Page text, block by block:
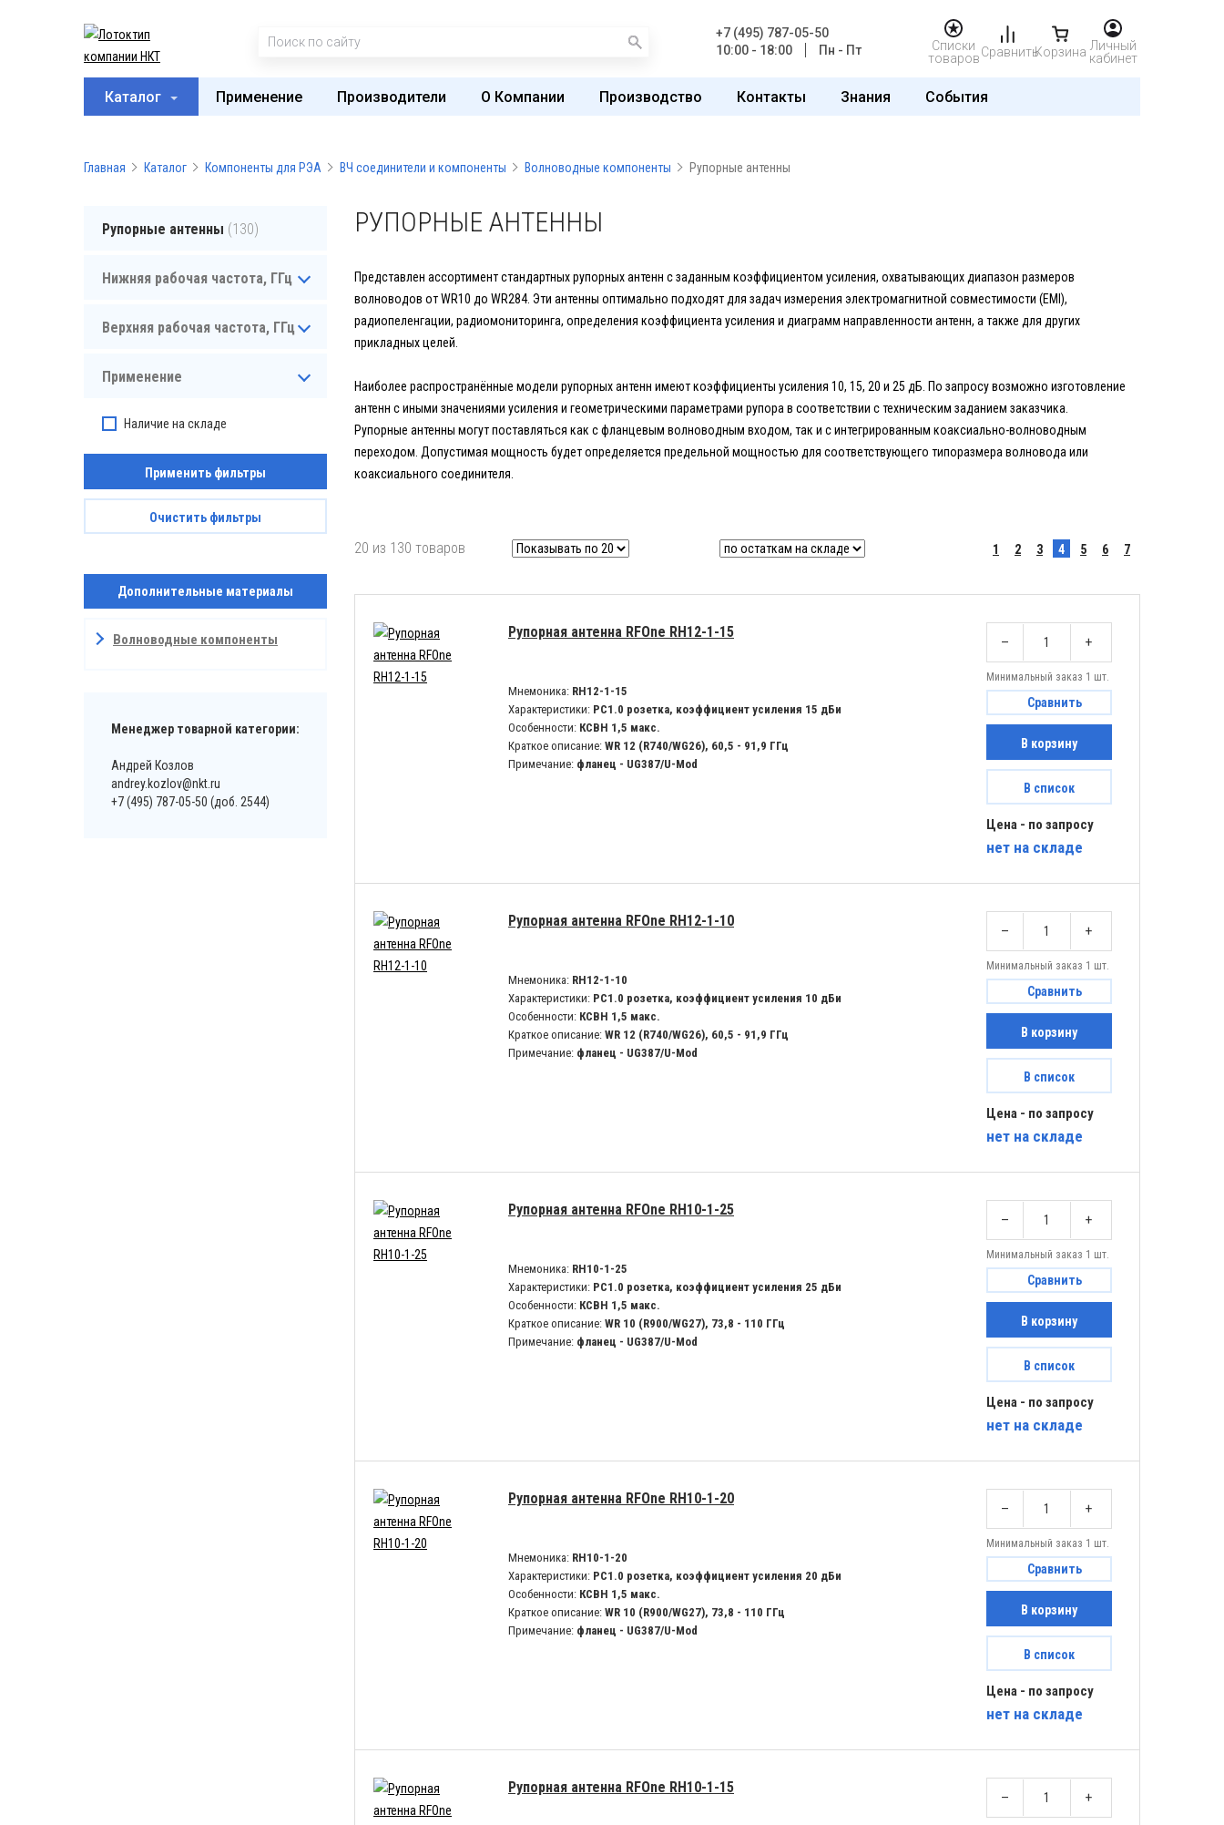
+7 (495) 787-05-50
10:00 - 18:00
Пн - Пт
Списки
товаровСравнитьКорзина Личный
кабинет
Каталог Применение Производители О Компании Производство Контакты Знания События
Главная Каталог Компоненты для РЭА ВЧ соединители и компоненты Волноводные компоненты Рупорные антенны
Рупорные антенны (130)
Нижняя рабочая частота, ГГц
Верхняя рабочая частота, ГГц
Применение
Наличие на складе
Применить фильтры
Очистить фильтры
Дополнительные материалы
Волноводные компоненты
Менеджер товарной категории:
Андрей Козлов
andrey.kozlov@nkt.ru
+7 (495) 787-05-50 (доб. 2544)
РУПОРНЫЕ АНТЕННЫ
Представлен ассортимент стандартных рупорных антенн с заданным коэффициентом усиления, охватывающих диапазон размеров
волноводов от WR10 до WR284. Эти антенны оптимально подходят для задач измерения электромагнитной совместимости (EMI),
радиопеленгации, радиомониторинга, определения коэффициента усиления и диаграмм направленности антенн, а также для других
прикладных целей.
Наиболее распространённые модели рупорных антенн имеют коэффициенты усиления 10, 15, 20 и 25 дБ. По запросу возможно изготовление
антенн с иными значениями усиления и геометрическими параметрами рупора в соответствии с техническим заданием заказчика.
Рупорные антенны могут поставляться как с фланцевым волноводным входом, так и с интегрированным коаксиально-волноводным
переходом. Допустимая мощность будет определяется предельной мощностью для соответствующего типоразмера волновода или
коаксиального соединителя.
20 из 130 товаров 1 2 3 4 5 6 7
Рупорная антенна RFOne RH12-1-15
Мнемоника: RH12-1-15
Характеристики: PC1.0 розетка, коэффициент усиления 15 дБи
Особенности: КСВН 1,5 макс.
Краткое описание: WR 12 (R740/WG26), 60,5 - 91,9 ГГц
Примечание: фланец - UG387/U-Mod
– +
Минимальный заказ 1 шт.
Сравнить
В корзину
В список
Цена - по запросу
нет на складе
Рупорная антенна RFOne RH12-1-10
Мнемоника: RH12-1-10
Характеристики: PC1.0 розетка, коэффициент усиления 10 дБи
Особенности: КСВН 1,5 макс.
Краткое описание: WR 12 (R740/WG26), 60,5 - 91,9 ГГц
Примечание: фланец - UG387/U-Mod
– +
Минимальный заказ 1 шт.
Сравнить
В корзину
В список
Цена - по запросу
нет на складе
Рупорная антенна RFOne RH10-1-25
Мнемоника: RH10-1-25
Характеристики: PC1.0 розетка, коэффициент усиления 25 дБи
Особенности: КСВН 1,5 макс.
Краткое описание: WR 10 (R900/WG27), 73,8 - 110 ГГц
Примечание: фланец - UG387/U-Mod
– +
Минимальный заказ 1 шт.
Сравнить
В корзину
В список
Цена - по запросу
нет на складе
Рупорная антенна RFOne RH10-1-20
Мнемоника: RH10-1-20
Характеристики: PC1.0 розетка, коэффициент усиления 20 дБи
Особенности: КСВН 1,5 макс.
Краткое описание: WR 10 (R900/WG27), 73,8 - 110 ГГц
Примечание: фланец - UG387/U-Mod
– +
Минимальный заказ 1 шт.
Сравнить
В корзину
В список
Цена - по запросу
нет на складе
Рупорная антенна RFOne RH10-1-15
– +